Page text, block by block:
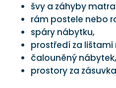
švy a záhyby
rám postele nebo
spáry nábytku,
prostředí za
čalouněný nábytek,
prostory za